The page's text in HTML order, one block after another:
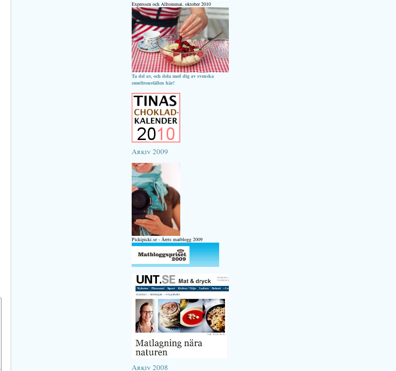
Expressen och Alltommat, oktober 2010
Ta del av, och dela med dig av svenska
smultronställen här!
Arkiv 2009
Pickipicki.se - Årets matblogg 2009
Arkiv 2008